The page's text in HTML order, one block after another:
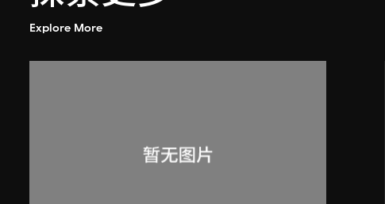
Explore More